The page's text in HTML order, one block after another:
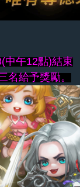
中午12點)結束
名給予獎勵。